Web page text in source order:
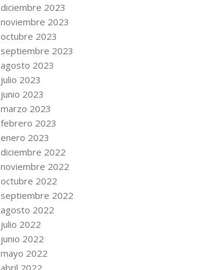
diciembre 2023
noviembre 2023
octubre 2023
septiembre 2023
agosto 2023
julio 2023
junio 2023
marzo 2023
febrero 2023
enero 2023
diciembre 2022
noviembre 2022
octubre 2022
septiembre 2022
agosto 2022
julio 2022
junio 2022
mayo 2022
abril 2022